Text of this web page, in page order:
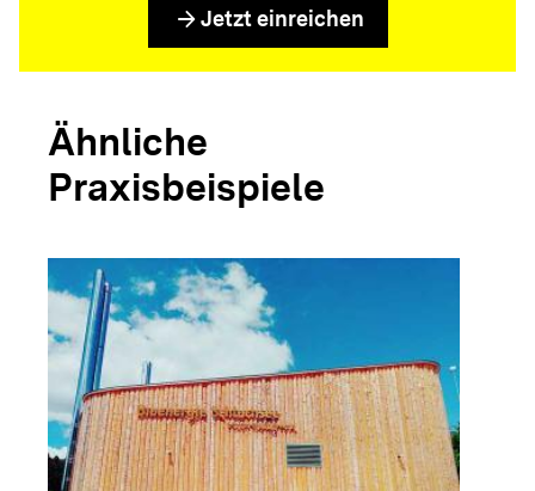
arrow_forward Jetzt einreichen
Ähnliche
Praxisbeispiele